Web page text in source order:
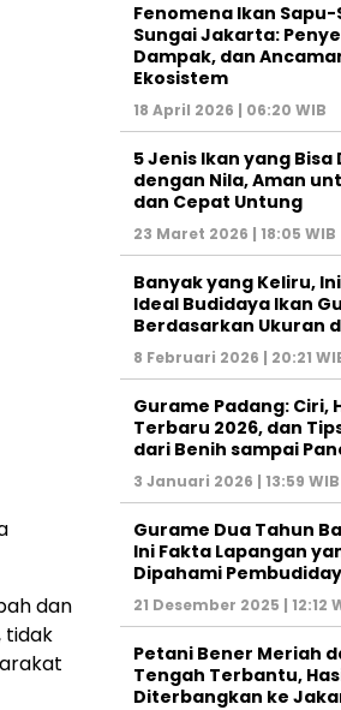
dan
tidak
Fenomena Ikan Sapu-
Sungai Jakarta:
Dampak, dan
Ekosistem
18 April 2026 | 06:20 WIB
5 Jenis Ikan yang Bisa
dengan Nila, Aman
dan Cepat Untung
23 Maret 2026 | 18:05 WIB
Banyak yang Keliru,
Ideal Budidaya Ikan
Berdasarkan Ukuran
8 Februari 2026 | 20:21
Gurame Padang: Ciri,
Terbaru 2026, dan
dari Benih sampai
3 Januari 2026 | 13:59 WIB
Gurame Dua Tahun
Ini Fakta Lapangan
Dipahami
21 Desember 2025 | 12:12
Petani Bener Meriah
Tengah Terbantu,
Diterbangkan ke